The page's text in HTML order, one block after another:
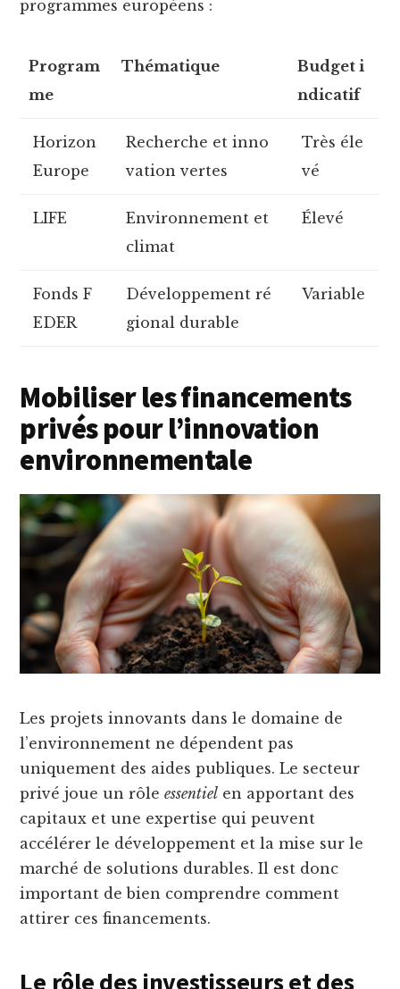
programmes européens :
Program
me
Thématique
Budget i
ndicatif
Horizon
Europe
Recherche et inno
vation vertes
Très éle
vé
LIFE
Environnement et
climat
Élevé
Fonds F
EDER
Développement ré
gional durable
Variable
Mobiliser les financements
privés pour l’innovation
environnementale
Les projets innovants dans le domaine de
l’environnement ne dépendent pas
uniquement des aides publiques. Le secteur
privé joue un rôleessentiel en apportant des
capitaux et une expertise qui peuvent
accélérer le développement et la mise sur le
marché de solutions durables. Il est donc
important de bien comprendre comment
attirer ces financements.
Le rôle des investisseurs et des